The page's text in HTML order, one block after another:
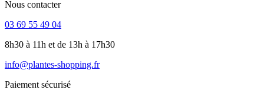
Nous contacter
03 69 55 49 04
8h30 à 11h et de 13h à 17h30
info@plantes-shopping.fr
Paiement sécurisé